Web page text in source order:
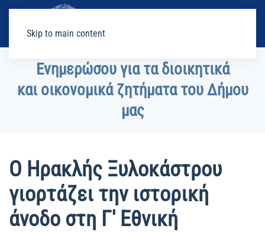
Skip to main content
Ενημερώσου για τα διοικητικά
και οικονομικά ζητήματα του Δήμου
μας
Ο Ηρακλής Ξυλοκάστρου
γιορτάζει την ιστορική
άνοδο στη Γ' Εθνική